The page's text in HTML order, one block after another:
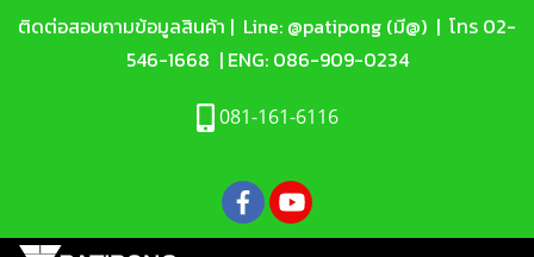
ติดต่อสอบถามข้อมูลสินค้า | Line: @patipong (มี@) | โทร 02-
546-1668 | ENG: 086-909-0234
081-161-6116